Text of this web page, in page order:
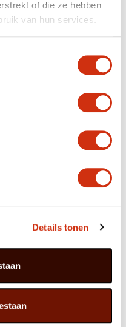
of die ze hebben
van hun services.
Details tonen